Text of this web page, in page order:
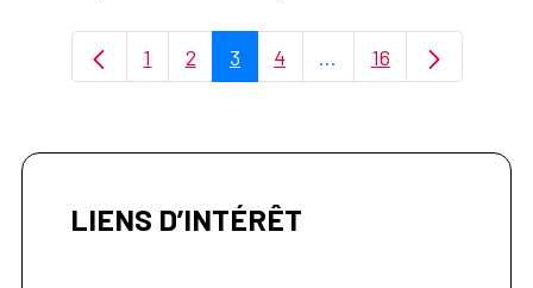
Page
1 Page
2 Page
3 Page
4 ...Pages intermédiaires
Page
16
LIENS D’INTÉRÊT